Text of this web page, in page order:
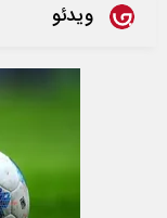
ویدئو